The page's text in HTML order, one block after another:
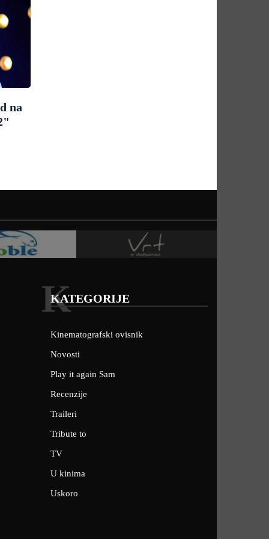
na
KATEGORIJE
K
Kinematografski ovisnik
Novosti
Play it again Sam
Recenzije
Traileri
Tribute to
TV
U kinima
Uskoro